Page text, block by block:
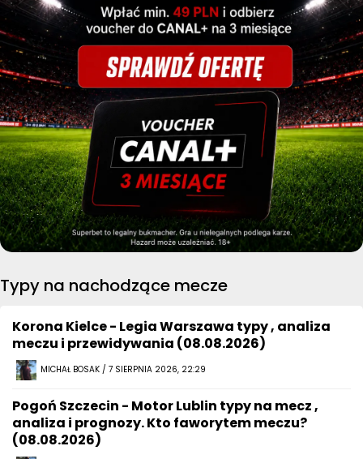
Typy na nachodzące mecze
Korona Kielce - Legia Warszawa typy , analiza
meczu i przewidywania (08.08.2026)
MICHAŁ BOSAK / 7 SIERPNIA 2026, 22:29
Pogoń Szczecin - Motor Lublin typy na mecz ,
analiza i prognozy. Kto faworytem meczu?
(08.08.2026)